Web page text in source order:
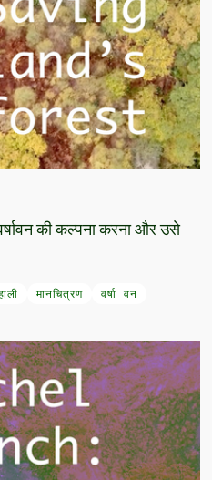
की कल्पना करना और उसे
मानचित्रण वर्षा वन